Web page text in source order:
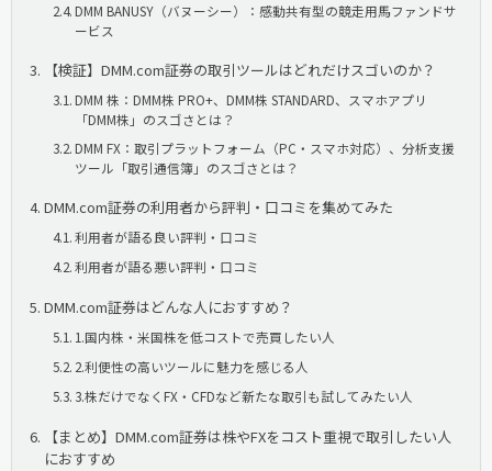
DMM BANUSY（バヌーシー）：感動共有型の競走用馬ファンドサ
ービス
【検証】DMM.com証券の取引ツールはどれだけスゴいのか？
DMM 株：DMM株 PRO+、DMM株 STANDARD、スマホアプリ
「DMM株」のスゴさとは？
DMM FX：取引プラットフォーム（PC・スマホ対応）、分析支援
ツール「取引通信簿」のスゴさとは？
DMM.com証券の利用者から評判・口コミを集めてみた
利用者が語る良い評判・口コミ
利用者が語る悪い評判・口コミ
DMM.com証券はどんな人におすすめ？
1.国内株・米国株を低コストで売買したい人
2.利便性の高いツールに魅力を感じる人
3.株だけでなくFX・CFDなど新たな取引も試してみたい人
【まとめ】DMM.com証券は株やFXをコスト重視で取引したい人
におすすめ